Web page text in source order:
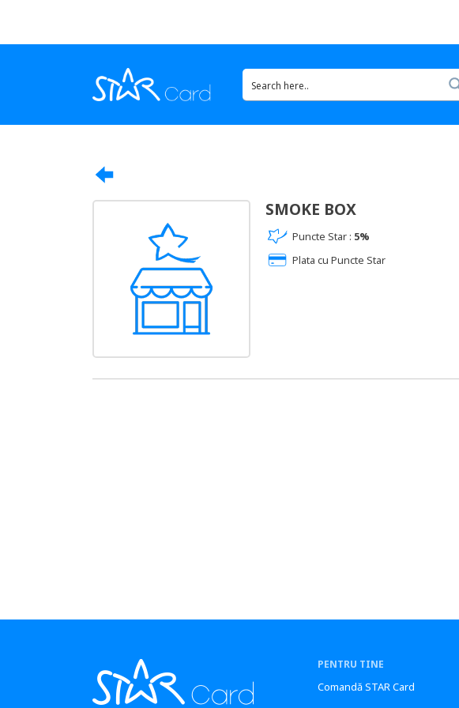
SMOKE BOX
Puncte Star : 5%
Plata cu Puncte Star
PENTRU TINE
Comandă STAR Card